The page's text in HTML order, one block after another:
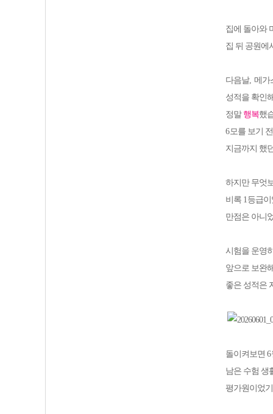
집에 돌아와
집 뒤 공원에
다음날, 메가
성적을 확인
정말 행복했
6모를 보기
지금까지 했
하지만 무엇
비록 1등급
만점은 아니
시험을 운영
앞으로 보완
좋은 성적은
돌이켜보면 6
남은 수험 생
평가원이었